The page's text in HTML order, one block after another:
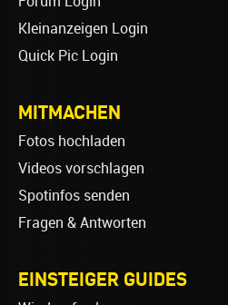
Kleinanzeigen Login
Quick Pic Login
MITMACHEN
Fotos hochladen
Videos vorschlagen
Spotinfos senden
Fragen & Antworten
EINSTEIGER GUIDES